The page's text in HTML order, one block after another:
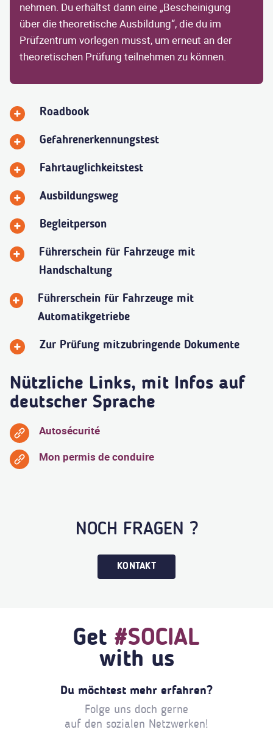
nehmen. Du erhältst dann eine „Bescheinigung
über die theoretische Ausbildung“, die du im
Prüfzentrum vorlegen musst, um erneut an der
theoretischen Prüfung teilnehmen zu können.
Roadbook
Gefahrenerkennungstest
Fahrtauglichkeitstest
Ausbildungsweg
Begleitperson
Führerschein für Fahrzeuge mit
Handschaltung
Führerschein für Fahrzeuge mit
Automatikgetriebe
Zur Prüfung mitzubringende Dokumente
Nützliche Links, mit Infos auf
deutscher Sprache
Autosécurité
Mon permis de conduire
NOCH FRAGEN ?
KONTAKT
Get #SOCIAL
with us
Du möchtest mehr erfahren?
Folge uns doch gerne
auf den sozialen Netzwerken!